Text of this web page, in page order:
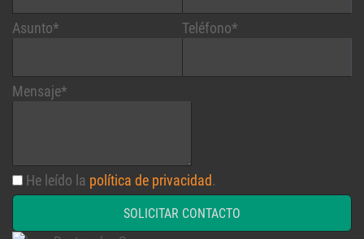
Asunto* Teléfono*
Mensaje*
He leído la política de privacidad.
SOLICITAR CONTACTO